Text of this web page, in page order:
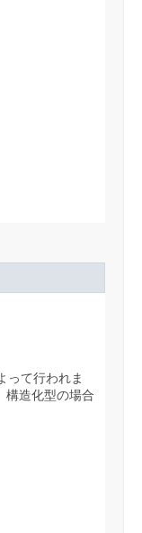
って行われま
構造化型の場合